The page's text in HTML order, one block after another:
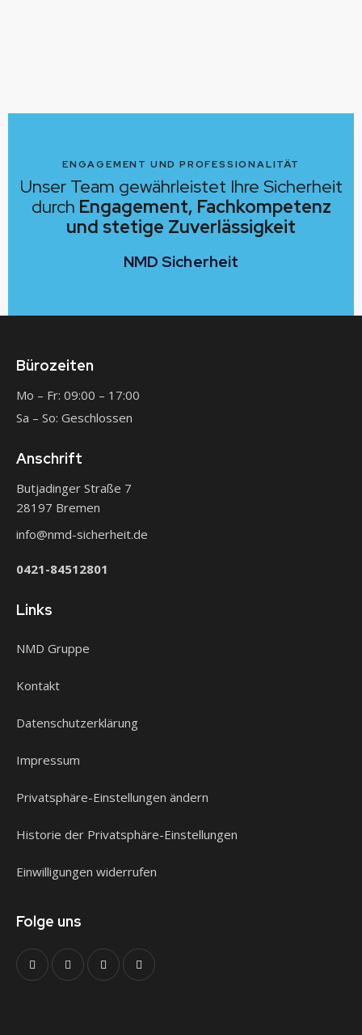
ENGAGEMENT UND PROFESSIONALITÄT
Unser Team gewährleistet Ihre Sicherheit
durch Engagement, Fachkompetenz
und stetige Zuverlässigkeit
NMD Sicherheit
Bürozeiten
Mo – Fr: 09:00 – 17:00
Sa – So: Geschlossen
Anschrift
Butjadinger Straße 7
28197 Bremen
info@nmd-sicherheit.de
0421-84512801
Links
NMD Gruppe
Kontakt
Datenschutzerklärung
Impressum
Privatsphäre-Einstellungen ändern
Historie der Privatsphäre-Einstellungen
Einwilligungen widerrufen
Folge uns